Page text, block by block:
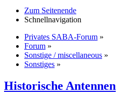
Zum Seitenende
Schnellnavigation
Privates SABA-Forum »
Forum »
Sonstige / miscellaneous »
Sonstiges »
Historische Antennen